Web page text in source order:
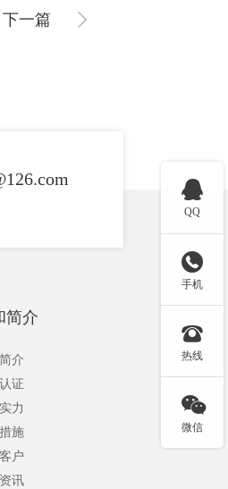
下一篇
简介
介
证
力
施
户
讯

QQ

手机

热线

微信